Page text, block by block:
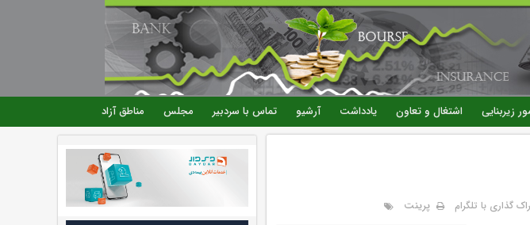
رفتن
به
محتوای
اصلی
زیربنایی اشتغال و تعاون یادداشت آرشیو تماس با سردبیر مجلس مناطق آزاد
گذاری با تلگرام پرینت